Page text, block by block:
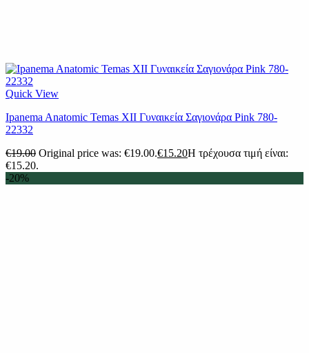
Quick View
Ipanema Anatomic Temas XII Γυναικεία Σαγιονάρα Pink 780-
22332
€19.00 Original price was: €19.00.€15.20Η τρέχουσα τιμή είναι:
€15.20.
-20%